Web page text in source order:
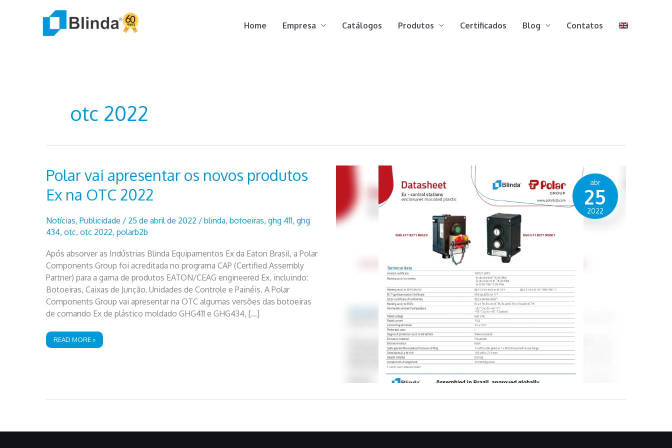
Home Empresa Catálogos Produtos Certificados Blog Contatos
otc 2022
Polar vai apresentar os novos produtos
Ex na OTC 2022
Notícias, Publicidade / 25 de abril de 2022 / blinda, botoeiras, ghg 411, ghg
434, otc, otc 2022, polarb2b
Após absorver as Indústrias Blinda Equipamentos Ex da Eaton Brasil, a Polar
Components Group foi acreditada no programa CAP (Certified Assembly
Partner) para a gama de produtos EATON/CEAG engineered Ex, incluindo:
Botoeiras, Caixas de Junção, Unidades de Controle e Painéis. A Polar
Components Group vai apresentar na OTC algumas versões das botoeiras
de comando Ex de plástico moldado GHG411 e GHG434, […]
POLAR
2022
READ MORE »
abr
25
2022